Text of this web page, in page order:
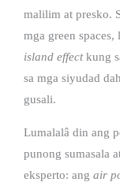
malilim at presko.
mga green
island effectkung
sa mga siyudad
gusali.
Lumalalâ din ang
punong sumasala
eksperto: ang air